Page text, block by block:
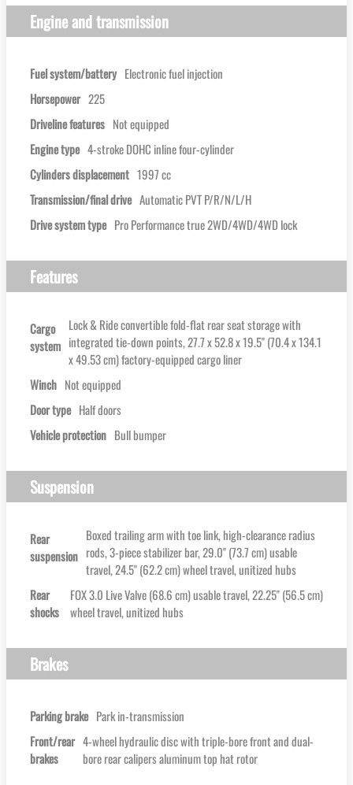
Engine and transmission
Fuel system/battery Electronic fuel injection
Horsepower 225
Driveline features Not equipped
Engine type 4-stroke DOHC inline four-cylinder
Cylinders displacement 1997 cc
Transmission/final drive Automatic PVT P/R/N/L/H
Drive system type Pro Performance true 2WD/4WD/4WD lock
Features
Cargo
system
Lock & Ride convertible fold-flat rear seat storage with
integrated tie-down points, 27.7 x 52.8 x 19.5'' (70.4 x 134.1
x 49.53 cm) factory-equipped cargo liner
Winch Not equipped
Door type Half doors
Vehicle protection Bull bumper
Suspension
Rear
suspension
Boxed trailing arm with toe link, high-clearance radius
rods, 3-piece stabilizer bar, 29.0'' (73.7 cm) usable
travel, 24.5'' (62.2 cm) wheel travel, unitized hubs
Rear
shocks
FOX 3.0 Live Valve (68.6 cm) usable travel, 22.25'' (56.5 cm)
wheel travel, unitized hubs
Brakes
Parking brake Park in-transmission
Front/rear
brakes
4-wheel hydraulic disc with triple-bore front and dual-
bore rear calipers aluminum top hat rotor